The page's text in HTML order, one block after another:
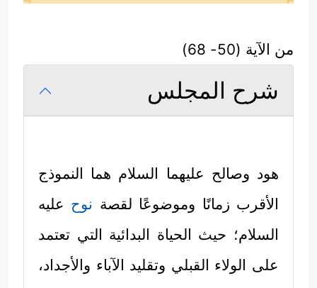
من الآية (50- 68)
شرح المجلس
هود وصالح عليهما السلام هما النموذج
الأقرب زمانًا وموضوعًا لقصة نوح عليه
السلام؛ حيث الحياة البدائية التي تعتمد
على الولاء القبلي وتقليد الآباء والأجداد،